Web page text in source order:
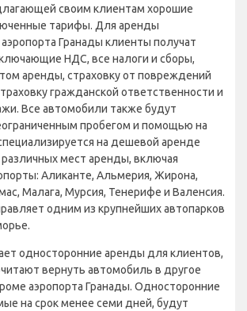
своим клиентам хорошие
тарифы. Для аренды
Гранады клиенты получат
НДС, все налоги и сборы,
аренды, страховку от повреждений
гражданской ответственности и
Все автомобили также будут
пробегом и помощью на
на дешевой аренде
мест аренды, включая
Аликанте, Альмерия, Жирона,
Малага, Мурсия, Тенерифе и Валенсия.
одним из крупнейших автопарков
односторонние аренды для клиентов,
вернуть автомобиль в другое
аэропорта Гранады. Односторонние
на срок менее семи дней, будут